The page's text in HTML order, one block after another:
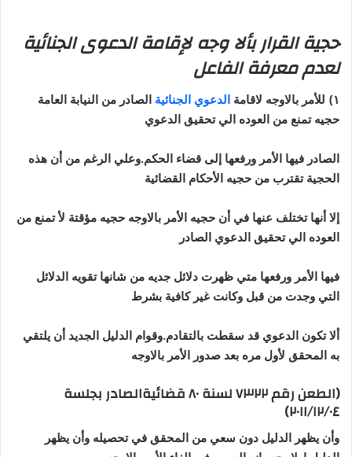
حجية القرار بألا وجه لإقامة الدعوى الجنائية
لعدم معرفة الفاعل
١) للأمر بالاوجه لاقامة الدعوي الجنائية الصادر من النيابة العامة
حجيه تمنع من العوده الي تحقيق الدعوي
الصادر فيها الأمر ورفعها إلى قضاء الحكم.وعلي الرغم من أن هذه
الحجية تقترب من حجيه الأحكام القضائية
إلا أنها تختلف عنها في أن حجيه الأمر بالاوجه حجيه مؤقتة لأ تمنع من
العوده الي تحقيق الدعوي الصادر
فيها الأمر ورفعها متي ظهرت دلائل جديه من شانها تقويه الدلائل
التي وجدت من قبل وكانت غير كافية بشرط
ألا تكون الدعوي قد سقطت بالتقادم.وقوام الدليل الجديد أن يلتقي
به المحقق لأول مره بعد صدور الأمر بالاوجه
(الطعن رقم ٧٣٢٢ لسنة ٨٠ قضائيةالصادر بجلسة
٢٠١١/١٢/٠٤)
وأن يظهر الدليل دون سعي من المحقق في تحصيله وأن يظهر